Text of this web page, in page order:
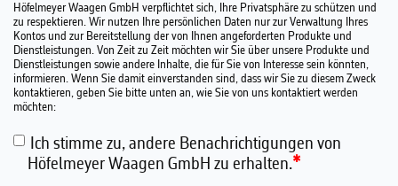
Höfelmeyer Waagen GmbH verpflichtet sich, Ihre Privatsphäre zu schützen und
zu respektieren. Wir nutzen Ihre persönlichen Daten nur zur Verwaltung Ihres
Kontos und zur Bereitstellung der von Ihnen angeforderten Produkte und
Dienstleistungen. Von Zeit zu Zeit möchten wir Sie über unsere Produkte und
Dienstleistungen sowie andere Inhalte, die für Sie von Interesse sein könnten,
informieren. Wenn Sie damit einverstanden sind, dass wir Sie zu diesem Zweck
kontaktieren, geben Sie bitte unten an, wie Sie von uns kontaktiert werden
möchten:
Ich stimme zu, andere Benachrichtigungen von
Höfelmeyer Waagen GmbH zu erhalten.*